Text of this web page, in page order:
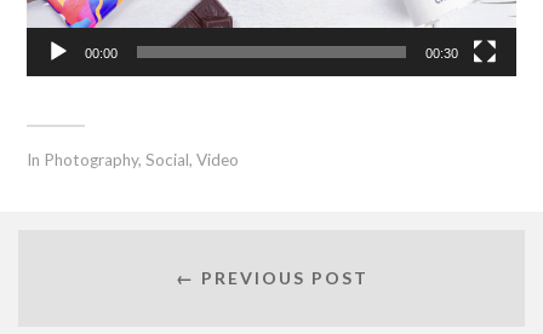
00:00 00:30
In Photography,Social,Video
← PREVIOUS POST